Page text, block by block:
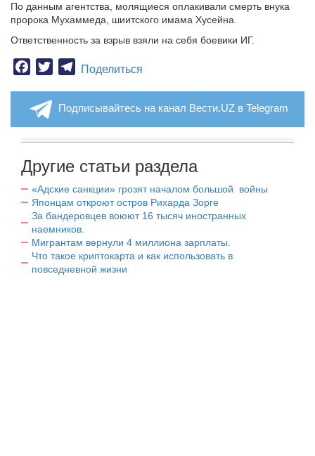
По данным агентства, молящиеся оплакивали смерть внука
пророка Мухаммеда, шиитского имама Хусейна.
Ответственность за взрыв взяли на себя боевики ИГ.
Facebook
TwitterTelegram
Поделиться
Подписывайтесь на канал Вести.UZ в Telegram
Другие статьи раздела
«Адские санкции» грозят началом большой войны
Японцам откроют остров Рихарда Зорге
За бандеровцев воюют 16 тысяч иностранных
наемников.
Мигрантам вернули 4 миллиона зарплаты.
Что такое криптокарта и как использовать в
повседневной жизни